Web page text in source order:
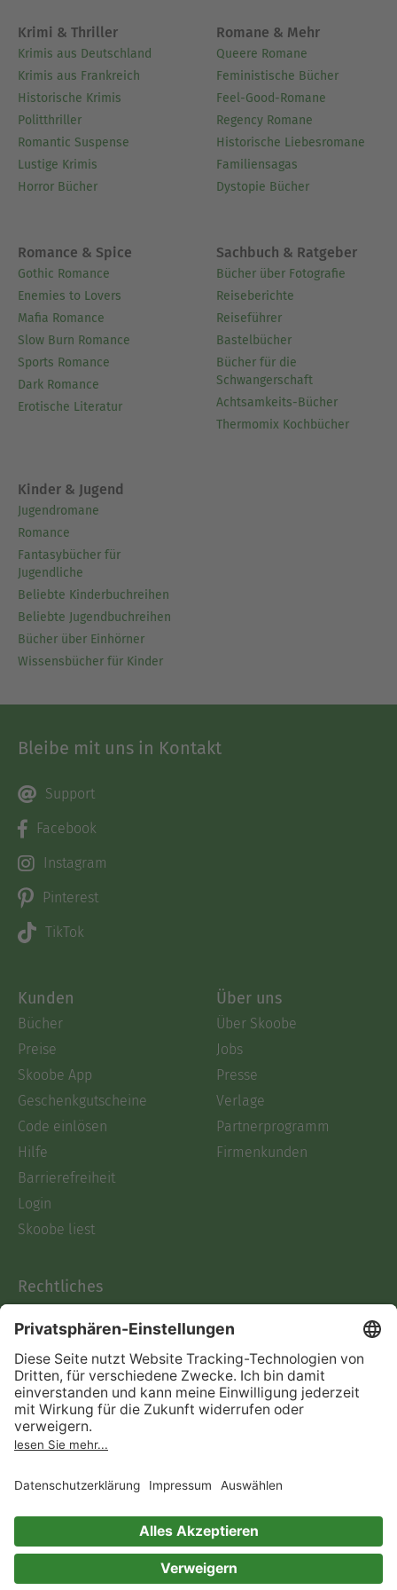
Krimi & Thriller
Krimis aus Deutschland
Krimis aus Frankreich
Historische Krimis
Politthriller
Romantic Suspense
Lustige Krimis
Horror Bücher
Romane & Mehr
Queere Romane
Feministische Bücher
Feel-Good-Romane
Regency Romane
Historische Liebesromane
Familiensagas
Dystopie Bücher
Romance & Spice
Gothic Romance
Enemies to Lovers
Mafia Romance
Slow Burn Romance
Sports Romance
Dark Romance
Erotische Literatur
Sachbuch & Ratgeber
Bücher über Fotografie
Reiseberichte
Reiseführer
Bastelbücher
Bücher für die
Schwangerschaft
Achtsamkeits-Bücher
Thermomix Kochbücher
Kinder & Jugend
Jugendromane
Romance
Fantasybücher für
Jugendliche
Beliebte Kinderbuchreihen
Beliebte Jugendbuchreihen
Bücher über Einhörner
Wissensbücher für Kinder
Bleibe mit uns in Kontakt
Support
Facebook
Instagram
Pinterest
TikTok
Kunden
Bücher
Preise
Skoobe App
Geschenkgutscheine
Code einlösen
Hilfe
Barrierefreiheit
Login
Skoobe liest
Über uns
Über Skoobe
Jobs
Presse
Verlage
Partnerprogramm
Firmenkunden
Rechtliches
AGB
Informationen nach Data
Act
Verträge hier kündigen
Impressum
Immer ein gutes Buch